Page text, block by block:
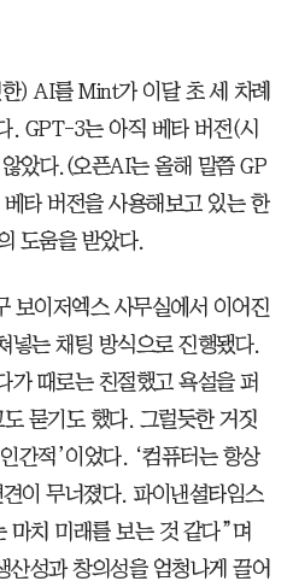
) AI를 Mint가 이달 초 세 차례
. GPT-3는 아직 베타 버전(시
았다.(오픈AI는 올해 말쯤 GP
타 버전을 사용해보고 있는 한
도움을 받았다.
보이저엑스 사무실에서 이어진
넣는 채팅 방식으로 진행됐다.
가 때로는 친절했고 욕설을 퍼
묻기도 했다. 그럴듯한 거짓
간적’이었다. ‘컴퓨터는 항상
이 무너졌다. 파이낸셜타임스
치 미래를 보는 것 같다”며
산성과 창의성을 엄청나게 끌어